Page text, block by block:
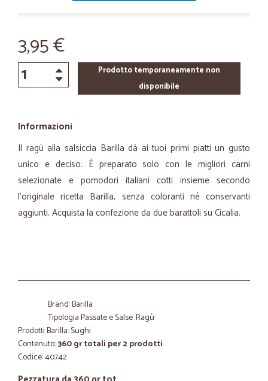
3,95 €
Prodotto temporaneamente non
disponibile
Informazioni
Il ragù alla salsiccia Barilla dà ai tuoi primi piatti un gusto
unico e deciso. È preparato solo con le migliori carni
selezionate e pomodori italiani cotti insieme secondo
l’originale ricetta Barilla, senza coloranti né conservanti
aggiunti. Acquista la confezione da due barattoli su Cicalia.
Brand: Barilla
Tipologia Passate e Salse: Ragù
Prodotti Barilla: Sughi
Contenuto:360 gr totali per 2 prodotti
Codice: 40742